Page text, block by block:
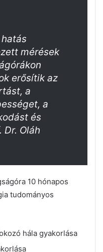
mérések
erősítik az
a
a
és
Dr. Oláh
10 hónapos
tudományos
hála gyakorlása